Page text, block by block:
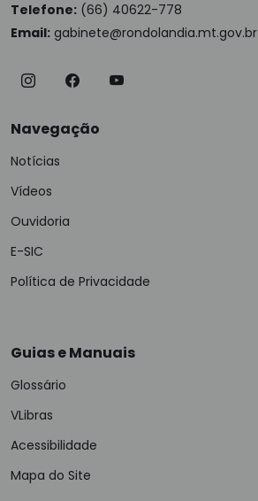
Telefone: (66) 40622-778
Email: gabinete@rondolandia.mt.gov.br
Navegação
Notícias
Vídeos
Ouvidoria
E-SIC
Política de Privacidade
Guias e Manuais
Glossário
VLibras
Acessibilidade
Mapa do Site